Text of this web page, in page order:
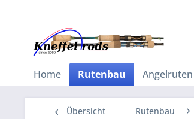
Home Rutenbau Angelruten
Übersicht Rutenbau